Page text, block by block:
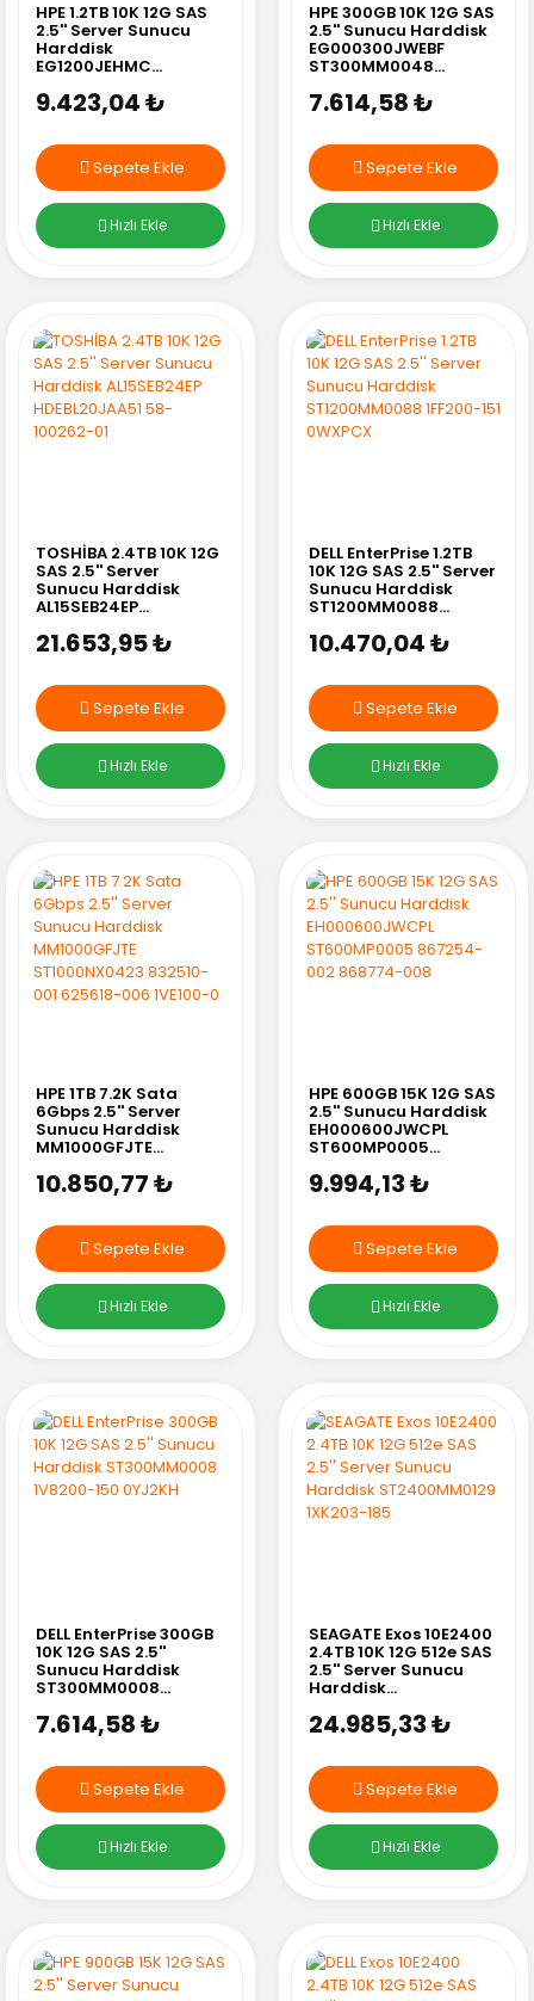
HPE 1.2TB 10K 12G SAS
2.5'' Server Sunucu
Harddisk
EG1200JEHMC
768788-004 781581-
004 0B31245
9.423,04 ₺
Sepete Ekle
Hızlı Ekle
HPE 300GB 10K 12G SAS
2.5'' Sunucu Harddisk
EG000300JWEBF
ST300MM0048
006 2C6200-03
7.614,58 ₺
Sepete Ekle
Hızlı Ekle
TOSHİBA 2.4TB 10K 12G
SAS 2.5'' Server
Sunucu Harddisk
AL15SEB24EP
100262-01
21.653,95 ₺
Sepete Ekle
Hızlı Ekle
DELL EnterPrise 1.2TB
10K 12G SAS 2.5'' Server
Sunucu Harddisk
ST1200MM0088
10.470,04 ₺
Sepete Ekle
Hızlı Ekle
HPE 1TB 7.2K Sata
6Gbps 2.5'' Server
Sunucu Harddisk
MM1000GFJTE
832510-001 625618-
006 1VE100-0
10.850,77 ₺
Sepete Ekle
Hızlı Ekle
HPE 600GB 15K 12G SAS
2.5'' Sunucu Harddisk
EH000600JWCPL
ST600MP0005
008
9.994,13 ₺
Sepete Ekle
Hızlı Ekle
DELL EnterPrise 300GB
10K 12G SAS 2.5''
Sunucu Harddisk
ST300MM0008
7.614,58 ₺
Sepete Ekle
Hızlı Ekle
SEAGATE Exos 10E2400
2.4TB 10K 12G 512e SAS
2.5'' Server Sunucu
Harddisk
1XK203-185
24.985,33 ₺
Sepete Ekle
Hızlı Ekle